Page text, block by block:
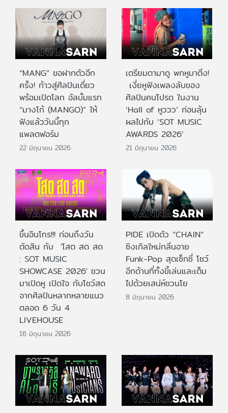
“MANG” ขอฝากตัวอีก
ครั้ง! ก้าวสู่ศิลปินเดี่ยว
พร้อมเปิดโลก อัลบั้มแรก
“มางโก้ (MANGO)” ให้
ฟังแล้ววันนี้ทุก
แพลตฟอร์ม
22 มิถุนายน 2026
เตรียมตามาดู พกหูมาติ่ง!
เงี่ยหูฟังเพลงลับของ
ศิลปินคนโปรด ในงาน
‘Hall of หูววว’ ก่อนลุ้น
ผลไปกับ ‘SOT MUSIC
AWARDS 2026’
21 มิถุนายน 2026
ขึ้นอินโทร!!! ก่อนถึงวัน
ตัดสิน กับ 'โสต สด สด
: SOT MUSIC
SHOWCASE 2026' ชวน
มาเปิดหู เปิดใจ กับโชว์สด
จากศิลปินหลากหลายแนว
ตลอด 6 วัน 4
LIVEHOUSE
16 มิถุนายน 2026
PIDE เปิดตัว “CHAIN”
ซิงเกิลใหม่กลิ่นอาย
Funk-Pop สุดเซ็กซี่ โชว์
อีกด้านที่ทั้งขี้เล่นและเต็ม
ไปด้วยเสน่ห์ชวนโย
8 มิถุนายน 2026